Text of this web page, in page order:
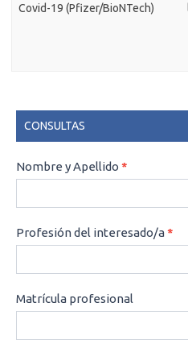
Covid-19 (Pfizer/BioNTech)
CONSULTAS
CONSULTAS
Nombre y Apellido *
Profesión del interesado/a*
Matrícula profesional